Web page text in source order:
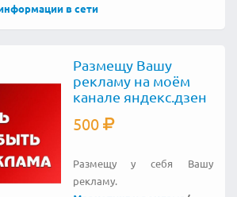
в сети
Размещу Вашу
рекламу на моём
канале яндекс.дзен
500
Размещу у себя Вашу
рекламу.